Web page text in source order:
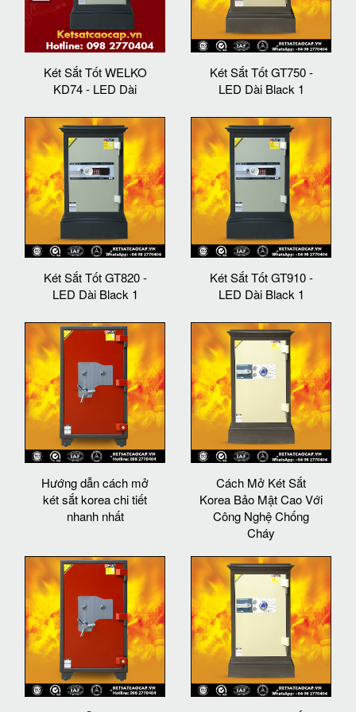
Két Sắt Tốt WELKO
KD74 - LED Dài
Két Sắt Tốt GT750 -
LED Dài Black 1
Két Sắt Tốt GT820 -
LED Dài Black 1
Két Sắt Tốt GT910 -
LED Dài Black 1
Hướng dẫn cách mở
két sắt korea chi tiết
nhanh nhất
Cách Mở Két Sắt
Korea Bảo Mật Cao Với
Công Nghệ Chống
Cháy